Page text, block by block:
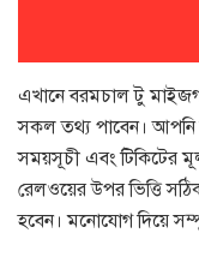
এখানে বরমচাল টু
সকল তথ্য পাবেন। আপনি
সময়সূচী এবং টিকিটের
রেলওয়ের উপর ভিত্তি
হবেন। মনোযোগ দিয়ে